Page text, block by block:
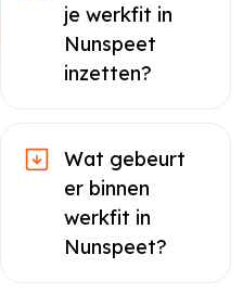
je werkfit in
Nunspeet
inzetten?
Wat gebeurt
er binnen
werkfit in
Nunspeet?